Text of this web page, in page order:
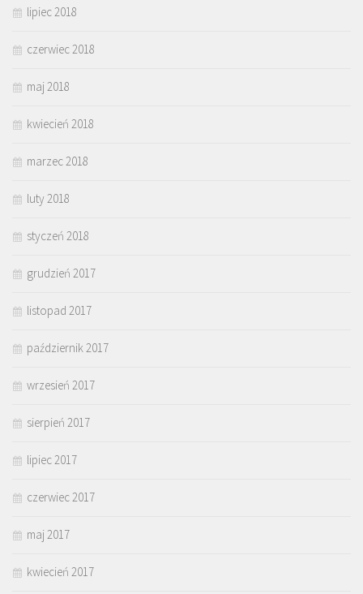
lipiec 2018
czerwiec 2018
maj 2018
kwiecień 2018
marzec 2018
luty 2018
styczeń 2018
grudzień 2017
listopad 2017
październik 2017
wrzesień 2017
sierpień 2017
lipiec 2017
czerwiec 2017
maj 2017
kwiecień 2017